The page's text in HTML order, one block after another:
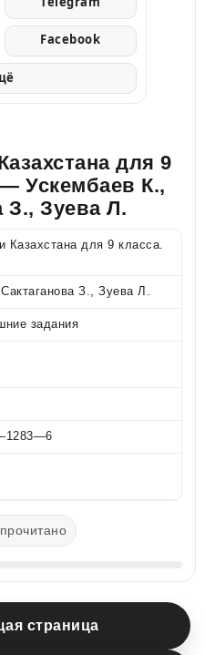
Facebook
для 9
Ускембаев К.,
З., Зуева Л.
Казахстана для 9 класса.
З., Зуева Л.
задания
страница